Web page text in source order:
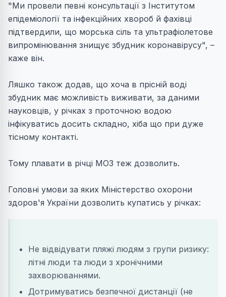
"Ми провели певні консультації з Інститутом
епідеміології та інфекційних хвороб й фахівці
підтвердили, що морська сіль та ультрафіолетове
випромінювання знищує збудник коронавірусу", –
каже він.
Ляшко також додав, що хоча в прісній воді
збудник має можливість виживати, за даними
науковців, у річках з проточною водою
інфікуватись досить складно, хіба що при дуже
тісному контакті.
Тому плавати в річці МОЗ теж дозволить.
Головні умови за яких Міністерство охорони
здоров'я України дозволить купатись у річках:
Не відвідувати пляжі людям з групи ризику:
літні люди та люди з хронічними
захворюваннями.
Дотримуватись безпечної дистанції (не